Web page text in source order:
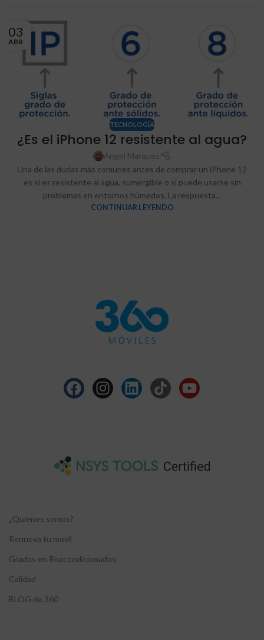
03
ABR
TECNOLOGÍA
¿Es el iPhone 12 resistente al agua?
Ángel Marques
Una de las dudas más comunes antes de comprar un iPhone 12
es si es resistente al agua, sumergible o si puede usarse sin
problemas en entornos húmedos. La respuesta...
CONTINUAR LEYENDO
¿Quienes somos?
Renueva tu movil
Grados en Reacondicionados
Calidad
BLOG de 360